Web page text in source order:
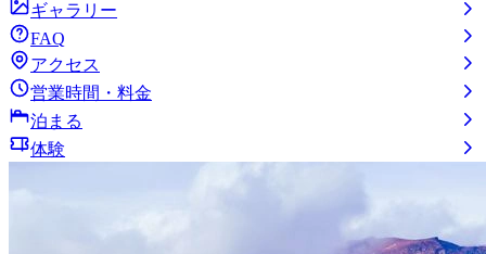
ギャラリー
FAQ
アクセス
営業時間・料金
泊まる
体験